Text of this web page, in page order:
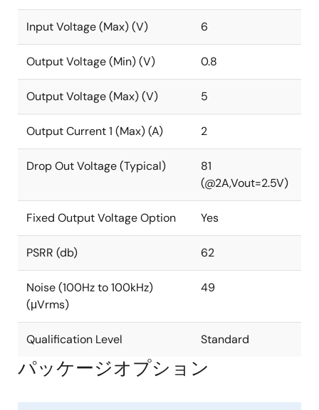
Input Voltage (Max) (V) 6
Output Voltage (Min) (V) 0.8
Output Voltage (Max) (V) 5
Output Current 1 (Max) (A) 2
Drop Out Voltage (Typical)
81
(@2A,Vout=2.5V)
Fixed Output Voltage Option Yes
PSRR (db) 62
Noise (100Hz to 100kHz)
(μVrms)
49
Qualification Level Standard
パッケージオプション